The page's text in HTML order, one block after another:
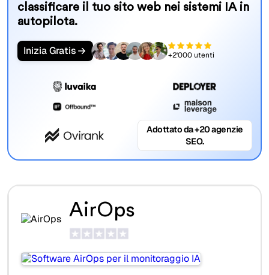
classificare il tuo sito web nei sistemi IA in
autopilota.
Inizia Gratis +2'000 utenti
Adottato da +20 agenzie
SEO.
AirOps